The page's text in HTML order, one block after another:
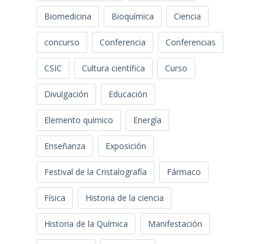
Biomedicina Bioquímica Ciencia
concurso Conferencia Conferencias
CSIC Cultura científica Curso
Divulgación Educación
Elemento químico Energía
Enseñanza Exposición
Festival de la Cristalografía Fármaco
Física Historia de la ciencia
Historia de la Química Manifestación